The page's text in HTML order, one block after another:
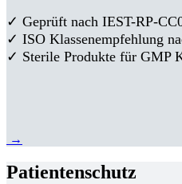
✓ Geprüft nach IEST-RP-
✓ ISO Klassenempfehlung
✓ Sterile Produkte für GMP
→
Patientenschutz